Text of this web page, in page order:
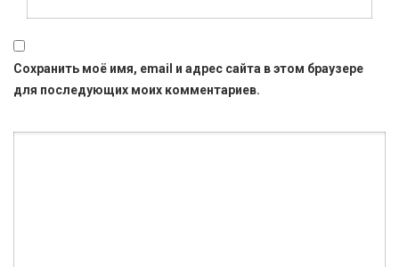
Сохранить моё имя, email и адрес сайта в этом браузере
для последующих моих комментариев.